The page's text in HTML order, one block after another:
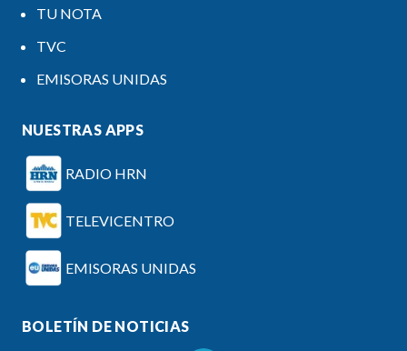
TU NOTA
TVC
EMISORAS UNIDAS
NUESTRAS APPS
RADIO HRN
TELEVICENTRO
EMISORAS UNIDAS
BOLETÍN DE NOTICIAS